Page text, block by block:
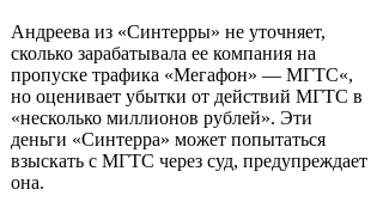
Андреева из «Синтерры» не уточняет,
сколько зарабатывала ее компания на
пропуске трафика «Мегафон» — МГТС«,
но оценивает убытки от действий МГТС в
«несколько миллионов рублей». Эти
деньги «Синтерра» может попытаться
взыскать с МГТС через суд, предупреждает
она.